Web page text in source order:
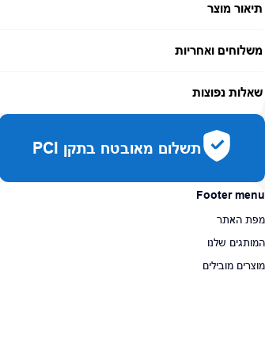
תיאור מוצר
משלוחים ואחריות
זמן אספקה: עד 7 ימי עסקים
שאלות נפוצות
כמה זמן משלוח?
האם ניתן לחלק תשלומים?כן, עד 10 תשלומים ללא ריבית.
תשלום מאובטח בתקן PCI
Footer menu
מפת האתר
המותגים שלנו
מוצרים מובילים